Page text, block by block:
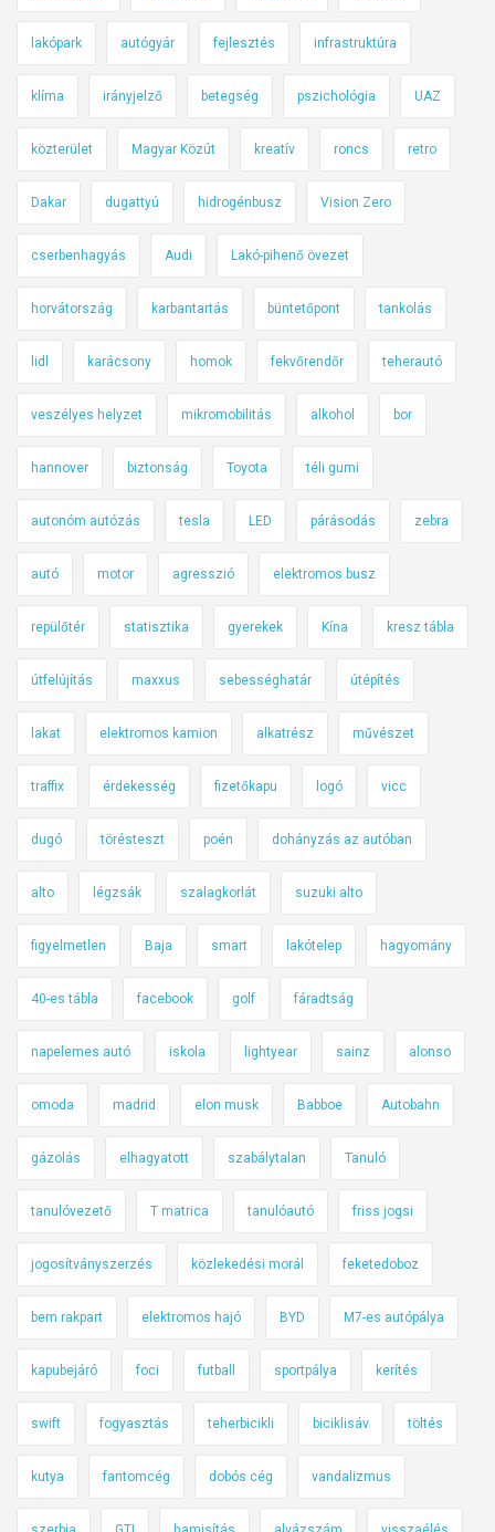
lakópark autógyár fejlesztés infrastruktúra
klíma irányjelző betegség pszichológia UAZ
közterület Magyar Közút kreatív roncs retro
Dakar dugattyú hidrogénbusz Vision Zero
cserbenhagyás Audi Lakó-pihenő övezet
horvátország karbantartás büntetőpont tankolás
lidl karácsony homok fekvőrendőr teherautó
veszélyes helyzet mikromobilitás alkohol bor
hannover biztonság Toyota téli gumi
autonóm autózás tesla LED párásodás zebra
autó motor agresszió elektromos busz
repülőtér statisztika gyerekek Kína kresz tábla
útfelújítás maxxus sebességhatár útépítés
lakat elektromos kamion alkatrész művészet
traffix érdekesség fizetőkapu logó vicc
dugó törésteszt poén dohányzás az autóban
alto légzsák szalagkorlát suzuki alto
figyelmetlen Baja smart lakótelep hagyomány
40-es tábla facebook golf fáradtság
napelemes autó iskola lightyear sainz alonso
omoda madrid elon musk Babboe Autobahn
gázolás elhagyatott szabálytalan Tanuló
tanulóvezető T matrica tanulóautó friss jogsi
jogosítványszerzés közlekedési morál feketedoboz
bem rakpart elektromos hajó BYD M7-es autópálya
kapubejáró foci futball sportpálya kerítés
swift fogyasztás teherbicikli biciklisáv töltés
kutya fantomcég dobós cég vandalizmus